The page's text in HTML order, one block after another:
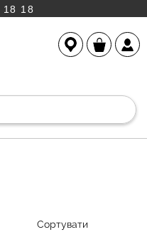
18
Сортувати